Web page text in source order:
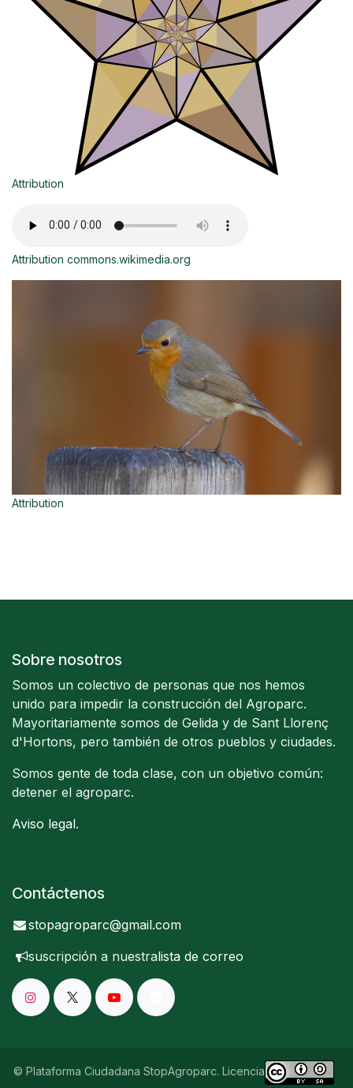
Attribution
Attribution commons.wikimedia.org
Attribution
Sobre nosotros
Somos un colectivo de personas que nos hemos
unido para impedir la construcción del Agroparc.
Mayoritariamente somos de Gelida y de Sant Llorenç
d'Hortons, pero también de otros pueblos y ciudades.
Somos gente de toda clase, con un objetivo común:
detener el agroparc.
Aviso legal.
Contáctenos
stopagroparc@gmail.com
suscripción a nuestralista de correo
© Plataforma Ciudadana StopAgroparc. Licencia